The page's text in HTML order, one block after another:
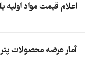
اعلام قیمت مواد اولیه
آمار عرضه محصولات